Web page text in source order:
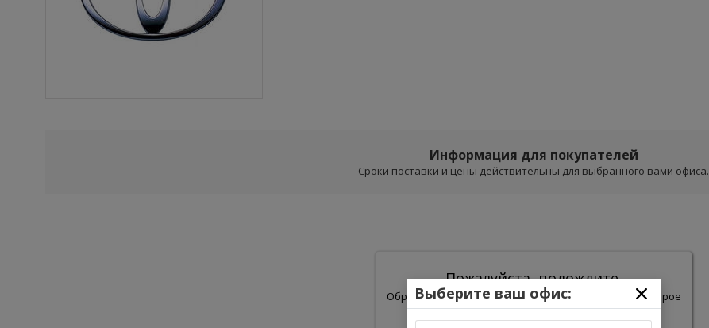
Информация для покупателей
Сроки поставки и цены действительны для выбранного вами офиса.
Пожалуйста, подождите.
Обработка результатов поиска может занять некоторое
время.
Выберите ваш офис: